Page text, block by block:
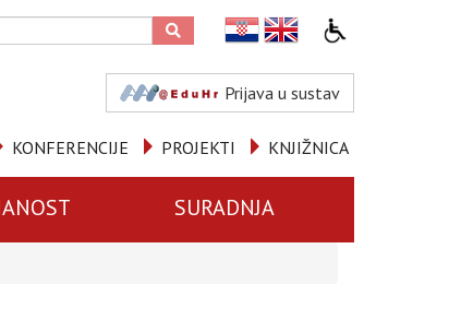
Prijava u sustav
KNJIŽNICA
PROJEKTI
KONFERENCIJE
SURADNJA